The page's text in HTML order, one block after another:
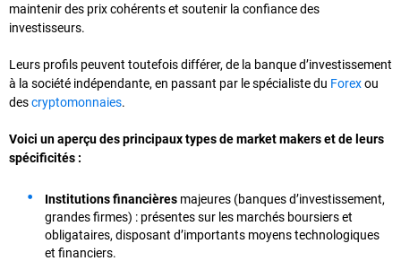
maintenir des prix cohérents et soutenir la confiance des
investisseurs.
Leurs profils peuvent toutefois différer, de la banque d’investissement
à la société indépendante, en passant par le spécialiste du Forexou
descryptomonnaies.
Voici un aperçu des principaux types de market makers et de leurs
spécificités :
Institutions financières majeures (banques d’investissement,
grandes firmes) : présentes sur les marchés boursiers et
obligataires, disposant d’importants moyens technologiques
et financiers.